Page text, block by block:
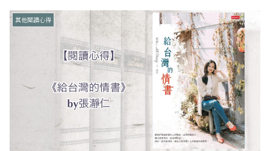
其他閱讀心得